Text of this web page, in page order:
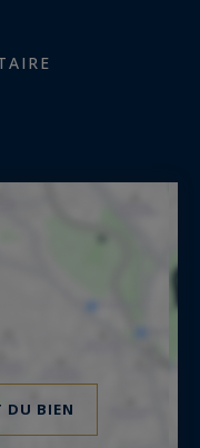
DU BIEN